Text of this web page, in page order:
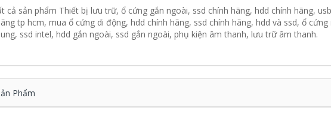
cả sản phẩm Thiết bị lưu trữ, ổ cứng gắn ngoài, ssd chính hãng, hdd chính hãng,
tp hcm, mua ổ cứng di động, hdd chính hãng, ssd chính hãng, hdd và ssd, ổ cứng
ssd intel, hdd gắn ngoài, ssd gắn ngoài, phụ kiện âm thanh, lưu trữ âm thanh.
Phẩm